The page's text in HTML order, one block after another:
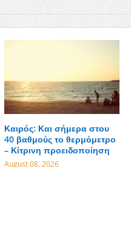
Καιρός: Και σήμερα στου
40 βαθμούς το θερμόμετρο
– Κίτρινη προειδοποίηση
August 08, 2026